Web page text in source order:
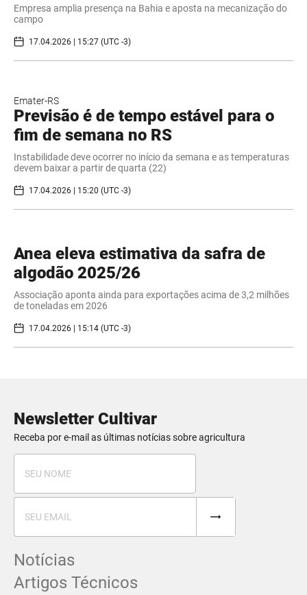
Empresa amplia presença na Bahia e aposta na mecanização do
campo
17.04.2026 | 15:27 (UTC -3)
Emater-RS
Previsão é de tempo estável para o
fim de semana no RS
Instabilidade deve ocorrer no início da semana e as temperaturas
devem baixar a partir de quarta (22)
17.04.2026 | 15:20 (UTC -3)
Anea eleva estimativa da safra de
algodão 2025/26
Associação aponta ainda para exportações acima de 3,2 milhões
de toneladas em 2026
17.04.2026 | 15:14 (UTC -3)
Newsletter Cultivar
Receba por e-mail as últimas notícias sobre agricultura
Notícias
Artigos Técnicos